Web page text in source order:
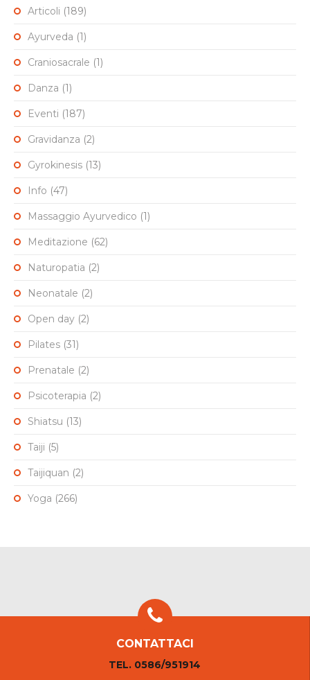
Articoli (189)
Ayurveda (1)
Craniosacrale (1)
Danza (1)
Eventi (187)
Gravidanza (2)
Gyrokinesis (13)
Info (47)
Massaggio Ayurvedico (1)
Meditazione (62)
Naturopatia (2)
Neonatale (2)
Open day (2)
Pilates (31)
Prenatale (2)
Psicoterapia (2)
Shiatsu (13)
Taiji (5)
Taijiquan (2)
Yoga (266)
CONTATTACI
TEL. 0586/951914